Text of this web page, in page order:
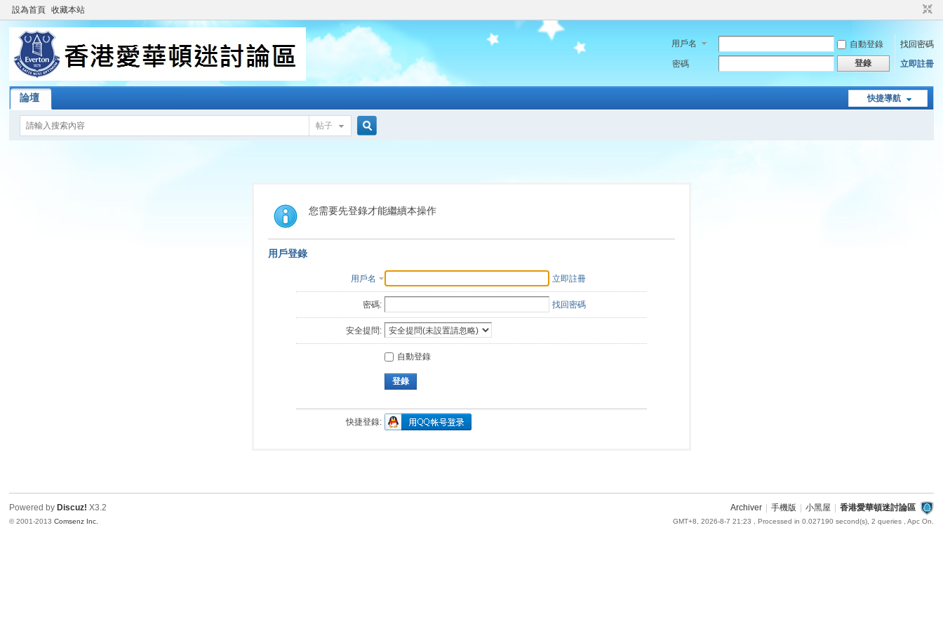
設為首頁 收藏本站
用戶名 自動登錄
找回密碼
密碼
登錄 立即註冊
快捷導航
論壇
帖子
索
您需要先登錄才能繼續本操作
用戶登錄
用戶名 立即註冊
密碼: 找回密碼
安全提問:
自動登錄
登錄
快捷登錄:
Archiver 手機版 小黑屋 香港愛華頓迷討論區
GMT+8, 2026-8-7 21:23 , Processed in 0.027190 second(s), 2 queries , Apc On.
Powered by Discuz! X3.2
© 2001-2013Comsenz Inc.